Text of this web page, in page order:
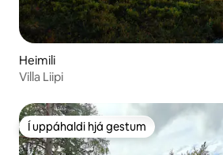
Heimili
Villa Liipi
Í uppáhaldi hjá gestum
Í uppáhaldi hjá gestum